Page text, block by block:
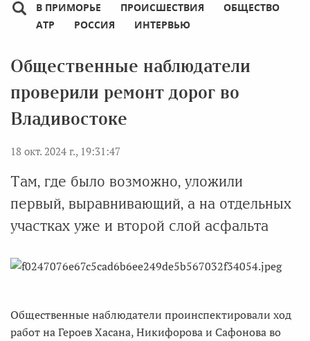
В ПРИМОРЬЕ ПРОИСШЕСТВИЯ
ОБЩЕСТВО
АТР
РОССИЯ ИНТЕРВЬЮ
Общественные наблюдатели
проверили ремонт дорог во
Владивостоке
18 окт. 2024 г., 19:31:47
Там, где было возможно, уложили
первый, выравнивающий, а на отдельных
участках уже и второй слой асфальта
Общественные наблюдатели проинспектировали ход
работ на Героев Хасана, Никифорова и Сафонова во